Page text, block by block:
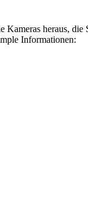
heraus, die
Informationen: